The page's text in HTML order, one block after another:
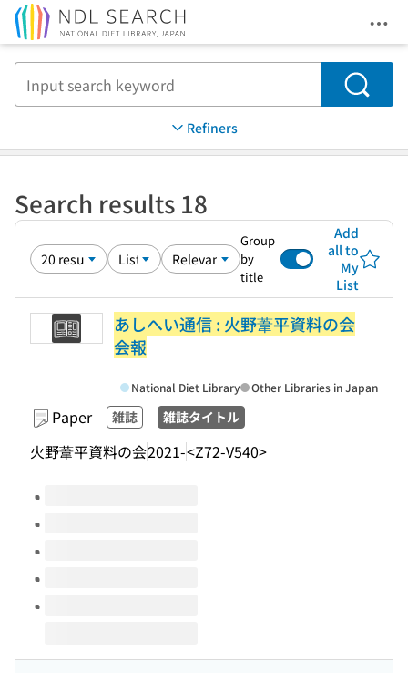
Search
Refiners
Search results 18
Group
by
title
Add
all to
My
List
あしへい通信 : 火野葦平資料の会
会報
Paper 雑誌 雑誌タイトル
火野葦平資料の会2021-<Z72-V540>
National Diet Library Other Libraries in Japan
Volumes of this title